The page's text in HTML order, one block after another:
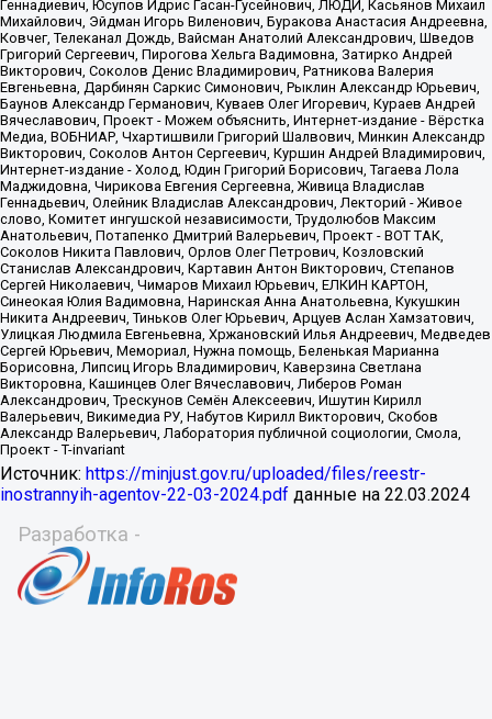
Источник: https://minjust.gov.ru/uploaded/files/reestr-
inostrannyih-agentov-22-03-2024.pdf данные на 22.03.2024
Разработка -